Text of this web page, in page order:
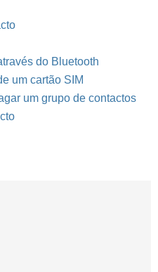
do Bluetooth
um cartão SIM
um grupo de contactos